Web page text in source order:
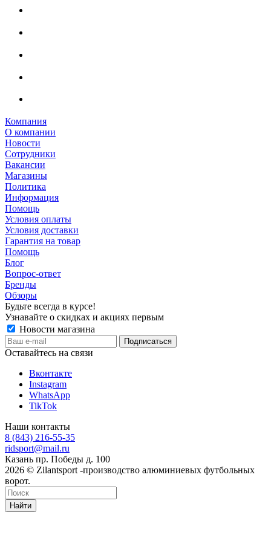
Компания
О компании
Новости
Сотрудники
Вакансии
Магазины
Политика
Информация
Помощь
Условия оплаты
Условия доставки
Гарантия на товар
Помощь
Блог
Вопрос-ответ
Бренды
Обзоры
Будьте всегда в курсе!
Узнавайте о скидках и акциях первым
Новости магазина
Оставайтесь на связи
Вконтакте
Instagram
WhatsApp
TikTok
Наши контакты
8 (843) 216-55-35
ridsport@mail.ru
Казань пр. Победы д. 100
2026 © Zilantsport -производство алюминиевых футбольных
ворот.
Найти